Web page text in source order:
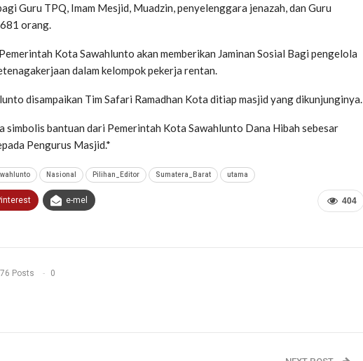
Guru TPQ, Imam Mesjid, Muadzin, penyelenggara jenazah, dan Guru
orang.
Kota Sawahlunto akan memberikan Jaminan Sosial Bagi pengelola
dalam kelompok pekerja rentan.
disampaikan Tim Safari Ramadhan Kota ditiap masjid yang dikunjunginya.
simbolis bantuan dari Pemerintah Kota Sawahlunto Dana Hibah sebesar
Pengurus Masjid.*
Nasional Pilihan_Editor Sumatera_Barat utama
404
e-mel
Posts 0